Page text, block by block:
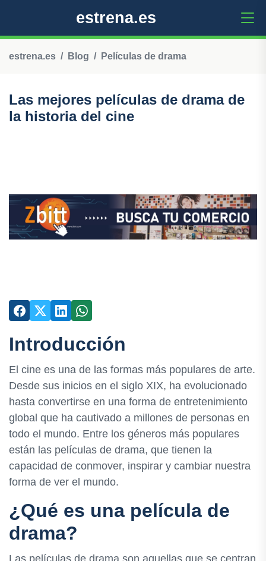
estrena.es
estrena.es Blog Películas de drama
Las mejores películas de drama de
la historia del cine
Introducción
El cine es una de las formas más populares de arte.
Desde sus inicios en el siglo XIX, ha evolucionado
hasta convertirse en una forma de entretenimiento
global que ha cautivado a millones de personas en
todo el mundo. Entre los géneros más populares
están las películas de drama, que tienen la
capacidad de conmover, inspirar y cambiar nuestra
forma de ver el mundo.
¿Qué es una película de
drama?